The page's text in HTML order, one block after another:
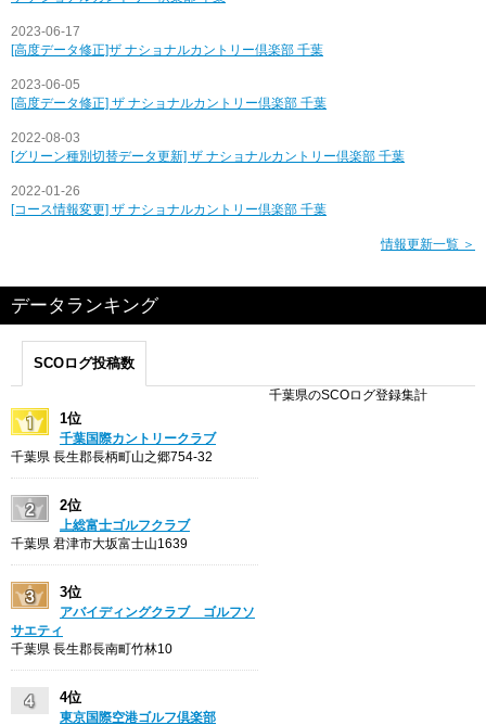
2023-06-17
[高度データ修正]ザ ナショナルカントリー倶楽部 千葉
2023-06-05
[高度データ修正] ザ ナショナルカントリー倶楽部 千葉
2022-08-03
[グリーン種別切替データ更新] ザ ナショナルカントリー倶楽部 千葉
2022-01-26
[コース情報変更] ザ ナショナルカントリー倶楽部 千葉
情報更新一覧 ＞
データランキング
SCOログ投稿数
千葉県のSCOログ登録集計
1位
千葉国際カントリークラブ
千葉県 長生郡長柄町山之郷754-32
2位
上総富士ゴルフクラブ
千葉県 君津市大坂富士山1639
3位
アバイディングクラブ ゴルフソ
サエティ
千葉県 長生郡長南町竹林10
4位
東京国際空港ゴルフ倶楽部